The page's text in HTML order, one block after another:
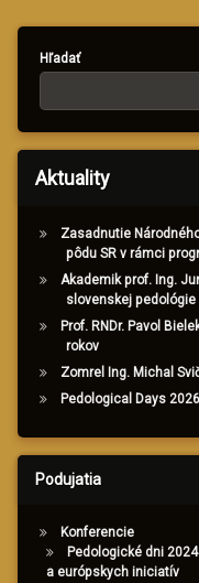
Hľadať
Aktuality
Zasadnutie
pôdu SR v rámci
Akademik prof. Ing.
slovenskej pedológie
Prof. RNDr. Pavol
rokov
Zomrel Ing. Michal
Pedological Days
Podujatia
Konferencie
Pedologické dni
a európskych iniciatív